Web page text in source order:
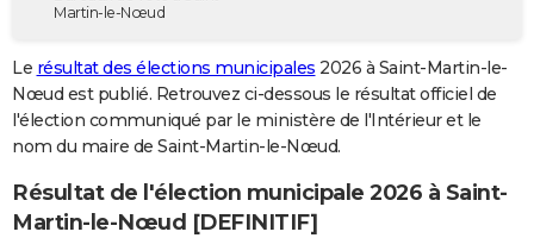
Destinations
City break
Voyage nature
Voyage de noces
Forum
GUIDES D'ACHAT
BONS PLANS
Carte de Noël
Carte Bonne année
Carte Saint-Valentin
Carte Pâques
Carte d'anniversaire
DICTIONNAIRE
Martin-le-Nœud
Le résultat des élections municipales 2026 à Saint-Martin-le-
Nœud est publié. Retrouvez ci-dessous le résultat officiel de
l'élection communiqué par le ministère de l'Intérieur et le
nom du maire de Saint-Martin-le-Nœud.
Résultat de l'élection municipale 2026 à Saint-
Martin-le-Nœud [DEFINITIF]